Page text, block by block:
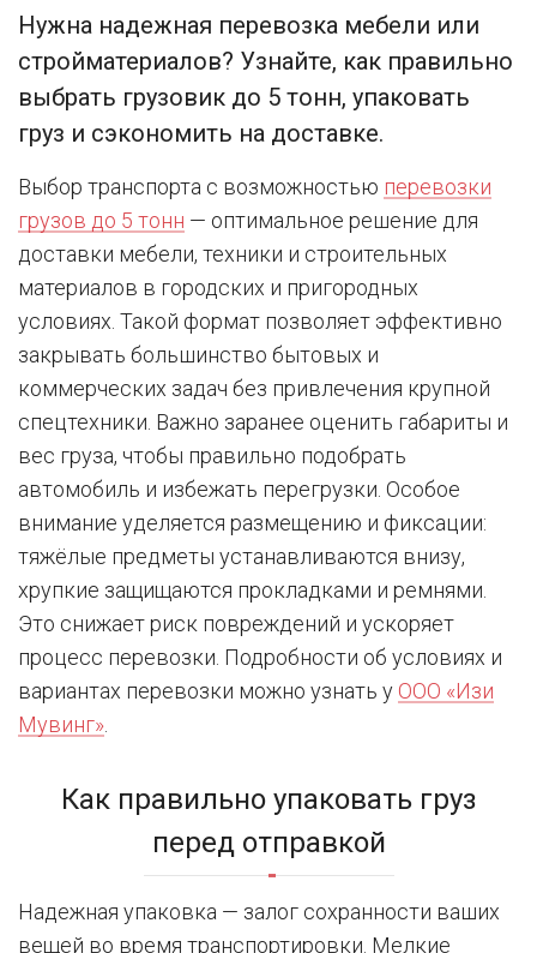
Нужна надежная перевозка мебели или
стройматериалов? Узнайте, как правильно
выбрать грузовик до 5 тонн, упаковать
груз и сэкономить на доставке.
Выбор транспорта с возможностью перевозки
грузов до 5 тонн — оптимальное решение для
доставки мебели, техники и строительных
материалов в городских и пригородных
условиях. Такой формат позволяет эффективно
закрывать большинство бытовых и
коммерческих задач без привлечения крупной
спецтехники. Важно заранее оценить габариты и
вес груза, чтобы правильно подобрать
автомобиль и избежать перегрузки. Особое
внимание уделяется размещению и фиксации:
тяжёлые предметы устанавливаются внизу,
хрупкие защищаются прокладками и ремнями.
Это снижает риск повреждений и ускоряет
процесс перевозки. Подробности об условиях и
вариантах перевозки можно узнать у ООО «Изи
Мувинг»
Как правильно упаковать груз
перед отправкой
Надежная упаковка — залог сохранности ваших
вещей во время транспортировки. Мелкие